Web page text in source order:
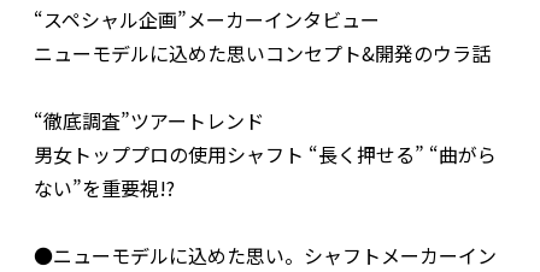
“スペシャル企画”メーカーインタビュー
ニューモデルに込めた思いコンセプト&開発のウラ話
“徹底調査”ツアートレンド
男女トッププロの使用シャフト “長く押せる” “曲がら
ない”を重要視!?
●ニューモデルに込めた思い。シャフトメーカーイン